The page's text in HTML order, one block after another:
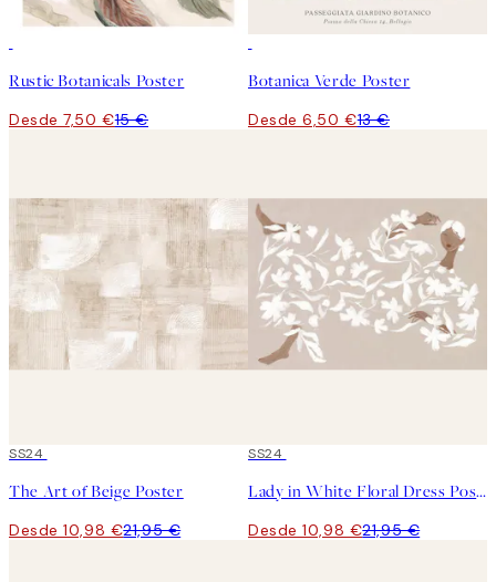
Rustic Botanicals Poster
Desde 7,50 €15 €
Botanica Verde Poster
Desde 6,50 €13 €
50%*
SS24
The Art of Beige Poster
Desde 10,98 €21,95 €
50%*
SS24
Lady in White Floral Dress Poster
Desde 10,98 €21,95 €